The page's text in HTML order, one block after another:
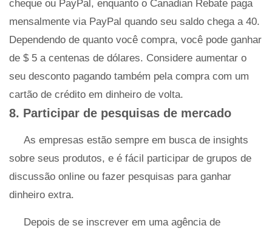
cheque ou PayPal, enquanto o Canadian Rebate paga
mensalmente via PayPal quando seu saldo chega a 40.
Dependendo de quanto você compra, você pode ganhar
de $ 5 a centenas de dólares. Considere aumentar o
seu desconto pagando também pela compra com um
cartão de crédito em dinheiro de volta.
8. Participar de pesquisas de mercado
As empresas estão sempre em busca de insights
sobre seus produtos, e é fácil participar de grupos de
discussão online ou fazer pesquisas para ganhar
dinheiro extra.
Depois de se inscrever em uma agência de